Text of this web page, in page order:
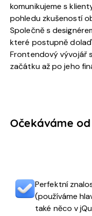
komunikujeme s
pohledu zkušeností
Společně s
které postupně
Frontendový vývojář
začátku až po jeho
Očekáváme
Perfektní
(používáme
také něco v